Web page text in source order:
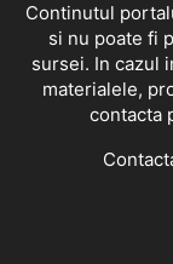
Continutul
si nu poate fi
sursei. In cazul
materialele,
contacta